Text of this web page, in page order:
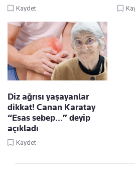
Kaydet
Diz ağrısı yaşayanlar
dikkat! Canan Karatay
“Esas sebep…” deyip
açıkladı
Kaydet